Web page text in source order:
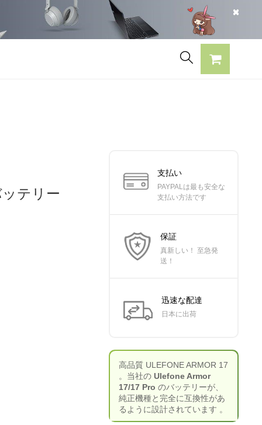
テリー
支払い
PAYPALは最も安全な
支払い方法です
保証
真新しい！ 至急発
送！
迅速な配達
日本に出荷
高品質 ULEFONE ARMOR 17
。当社のUlefone Armor
17/17 Pro のバッテリーが、
純正機種と完全に互換性があ
るように設計されています 。